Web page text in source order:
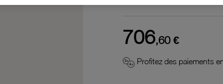
706,60 €
Profitez des paiements